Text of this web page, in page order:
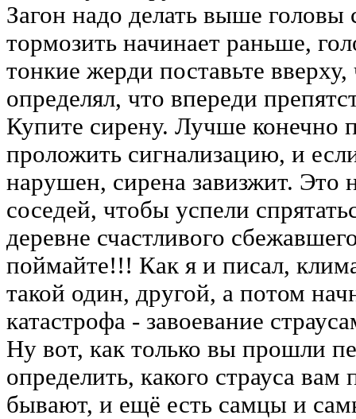
Загон надо делать выше головы
тормозить начинает раньше,
тонкие жерди поставьте
определял, что впереди
Купите сирену. Лучше конечно
проложить сигнализацию, и
нарушен, сирена завизжит. Это
соседей, чтобы успели
деревне счастливого
поймайте!!! Как я и писал,
такой один, другой, а потом
катастрофа - завоевание
Ну вот, как только вы прошли
определить, какого страуса
бывают, и ещё есть самцы и